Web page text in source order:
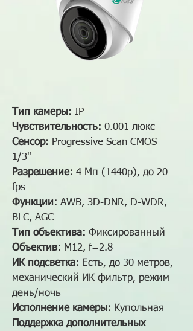
Тип камеры: IP
Чувствительность: 0.001 люкс
Сенсор: Progressive Scan CMOS
1/3"
Разрешение: 4 Мп (1440p), до 20
fps
Функции: AWB, 3D-DNR, D-WDR,
BLC, AGC
Тип объектива: Фиксированный
Объектив: M12, f=2.8
ИК подсветка: Есть, до 30 метров,
механический ИК фильтр, режим
день/ночь
Исполнение камеры: Купольная
Поддержка дополнительных